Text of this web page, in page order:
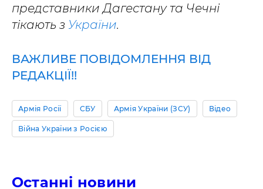
представники Дагестану та Чечні
тікають з України.
ВАЖЛИВЕ ПОВІДОМЛЕННЯ ВІД
РЕДАКЦІЇ!!
Армія Росії СБУ Армія України (ЗСУ) Відео
Війна України з Росією
Останні новини